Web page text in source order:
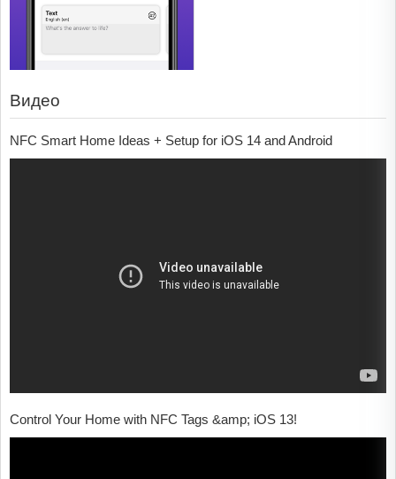
Видео
NFC Smart Home Ideas + Setup for iOS 14 and Android
Control Your Home with NFC Tags &amp; iOS 13!